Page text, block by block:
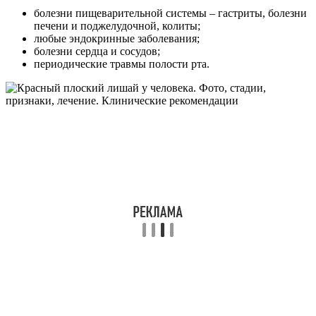
болезни пищеварительной системы – гастриты, болезни
печени и поджелудочной, колиты;
любые эндокринные заболевания;
болезни сердца и сосудов;
периодические травмы полости рта.